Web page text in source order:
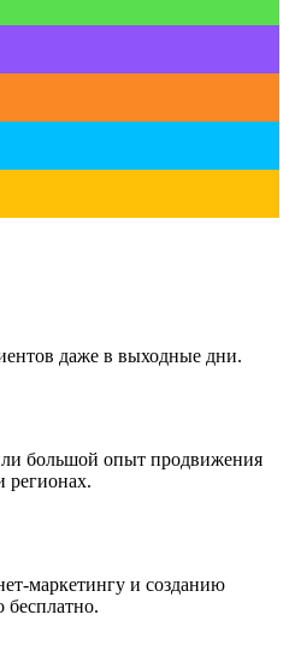
даже в выходные дни.
большой опыт продвижения
регионах.
маркетингу и созданию
бесплатно.